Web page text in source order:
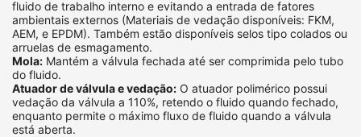
fluido de trabalho interno e evitando a entrada de fatores
ambientais externos (Materiais de vedação disponíveis: FKM,
AEM, e EPDM). Também estão disponíveis selos tipo colados ou
arruelas de esmagamento.
Mola: Mantém a válvula fechada até ser comprimida pelo tubo
do fluido.
Atuador de válvula e vedação: O atuador polimérico possui
vedação da válvula a 110%, retendo o fluido quando fechado,
enquanto permite o máximo fluxo de fluido quando a válvula
está aberta.